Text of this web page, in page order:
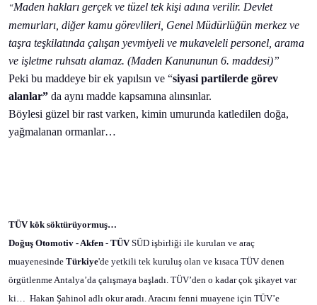
“Maden hakları gerçek ve tüzel tek kişi adına verilir. Devlet
memurları, diğer kamu görevlileri, Genel Müdürlüğün merkez ve
taşra teşkilatında çalışan yevmiyeli ve mukaveleli personel, arama
ve işletme ruhsatı alamaz. (Maden Kanununun 6. maddesi)”
Peki bu maddeye bir ek yapılsın ve “siyasi partilerde görev
alanlar” da aynı madde kapsamına alınsınlar.
Böylesi güzel bir rast varken, kimin umurunda katledilen doğa,
yağmalanan ormanlar…
TÜV kök söktürüyormuş…
Doğuş Otomotiv - Akfen - TÜVSÜD işbirliği ile kurulan ve araç
muayenesinde Türkiye'de yetkili tek kuruluş olan ve kısaca TÜV denen
örgütlenme Antalya’da çalışmaya başladı. TÜV’den o kadar çok şikayet var
ki… Hakan Şahinol adlı okur aradı. Aracını fenni muayene için TÜV’e